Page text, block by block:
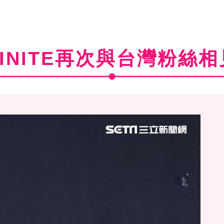
再次與台灣粉絲相